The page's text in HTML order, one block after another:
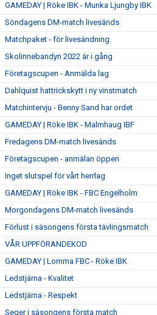
GAMEDAY | Röke IBK - Munka Ljungby IBK
Söndagens DM-match livesänds
Matchpaket - för livesändning
Skolinnebandyn 2022 är i gång
Företagscupen - Anmälda lag
Dahlquist hattrickskytt i ny vinstmatch
Matchintervju - Benny Sand har ordet
GAMEDAY | Röke IBK - Malmhaug IBF
Fredagens DM-match livesänds
Företagscupen - anmälan öppen
Inget slutspel för vårt herrlag
GAMEDAY | Röke IBK - FBC Engelholm
Morgondagens DM-match livesänds
Förlust i säsongens första tävlingsmatch
VÅR UPPFÖRANDEKOD
GAMEDAY | Lomma FBC - Röke IBK
Ledstjärna - Kvalitet
Ledstjärna - Respekt
Seger i säsongens första match